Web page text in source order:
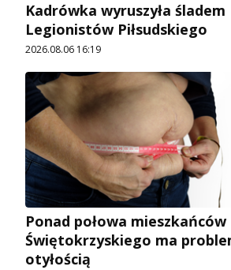
Kadrówka wyruszyła śladem
Legionistów Piłsudskiego
2026.08.06 16:19
Ponad połowa mieszkańców
Świętokrzyskiego ma
otyłością